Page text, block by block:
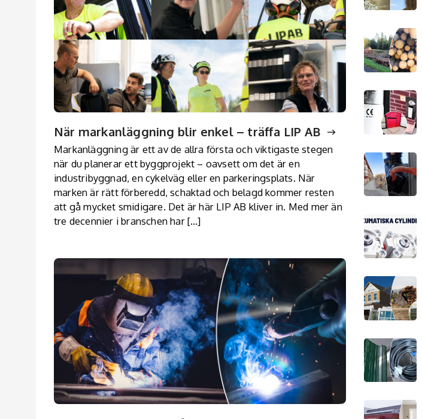
När markanläggning blir enkel – träffa LIP AB
Markanläggning är ett av de allra första och viktigaste stegen
när du planerar ett byggprojekt – oavsett om det är en
industribyggnad, en cykelväg eller en parkeringsplats. När
marken är rätt förberedd, schaktad och belagd kommer resten
att gå mycket smidigare. Det är här LIP AB kliver in. Med mer än
tre decennier i branschen har […]